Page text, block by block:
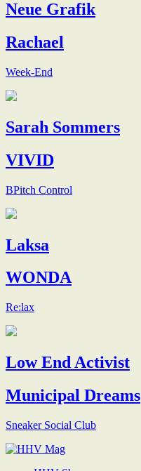
Neue Grafik
Rachael
Week-End
Sarah Sommers
VIVID
BPitch Control
Laksa
WONDA
Re:lax
Low End Activist
Municipal Dreams
Sneaker Social Club